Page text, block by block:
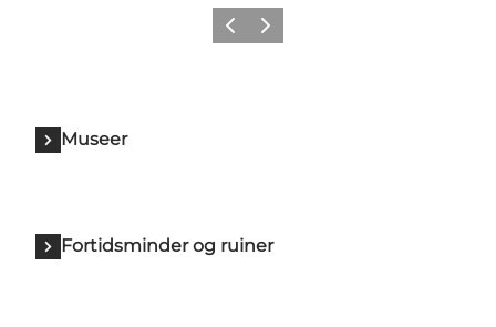
ForrigeNæste
Museer
Fortidsminder og ruiner